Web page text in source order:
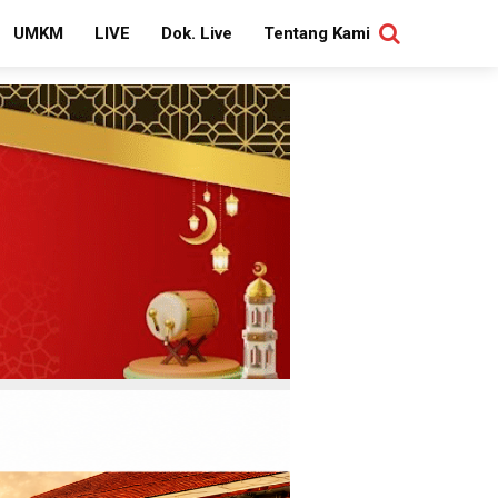
UMKM LIVE Dok. Live Tentang Kami
SEARCH